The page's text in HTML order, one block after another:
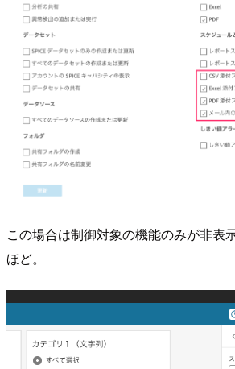
この場合は制御対象の機能のみが非表
ほど。